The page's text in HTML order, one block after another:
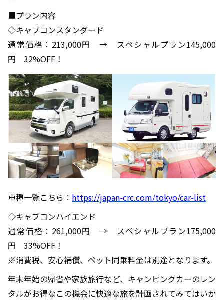
■プラン内容
◇キャブコンスタンダード
通常価格：213,000円 → スペシャルプラン145,000
円 32%OFF！
車種一覧こちら： https://japan-crc.com/tokyo/car-list
◇キャブコンハイエンド
通常価格：261,000円 → スペシャルプラン175,000
円 33%OFF！
※消費税、安心補償、ペット同乗料金は別途となります。
年末年始の帰省や家族旅行など、キャンピングカーのレン
タルがお得なこの機会に快適な旅を計画されてみてはいか